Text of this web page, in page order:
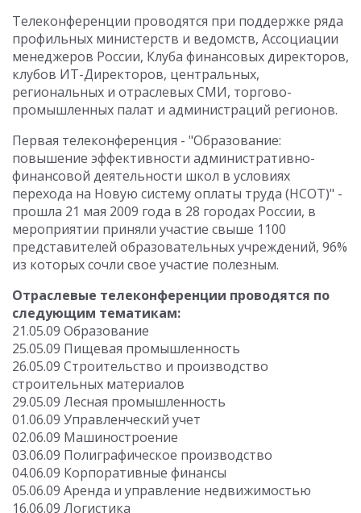
Телеконференции проводятся при поддержке ряда
профильных министерств и ведомств, Ассоциации
менеджеров России, Клуба финансовых директоров,
клубов ИТ-Директоров, центральных,
региональных и отраслевых СМИ, торгово-
промышленных палат и администраций регионов.
Первая телеконференция - "Образование:
повышение эффективности административно-
финансовой деятельности школ в условиях
перехода на Новую систему оплаты труда (НСОТ)" -
прошла 21 мая 2009 года в 28 городах России, в
мероприятии приняли участие свыше 1100
представителей образовательных учреждений, 96%
из которых сочли свое участие полезным.
Отраслевые телеконференции проводятся по
следующим тематикам:
21.05.09 Образование
25.05.09 Пищевая промышленность
26.05.09 Строительство и производство
строительных материалов
29.05.09 Лесная промышленность
01.06.09 Управленческий учет
02.06.09 Машиностроение
03.06.09 Полиграфическое производство
04.06.09 Корпоративные финансы
05.06.09 Аренда и управление недвижимостью
16.06.09 Логистика